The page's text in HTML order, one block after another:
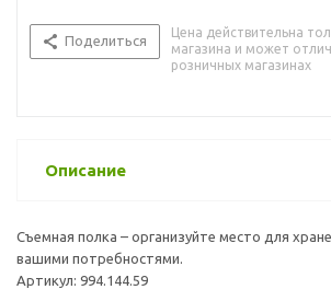
Поделиться
Цена действительна
магазина и может
розничных магазинах
Описание
Съемная полка – организуйте место для
вашими потребностями.
Артикул: 994.144.59